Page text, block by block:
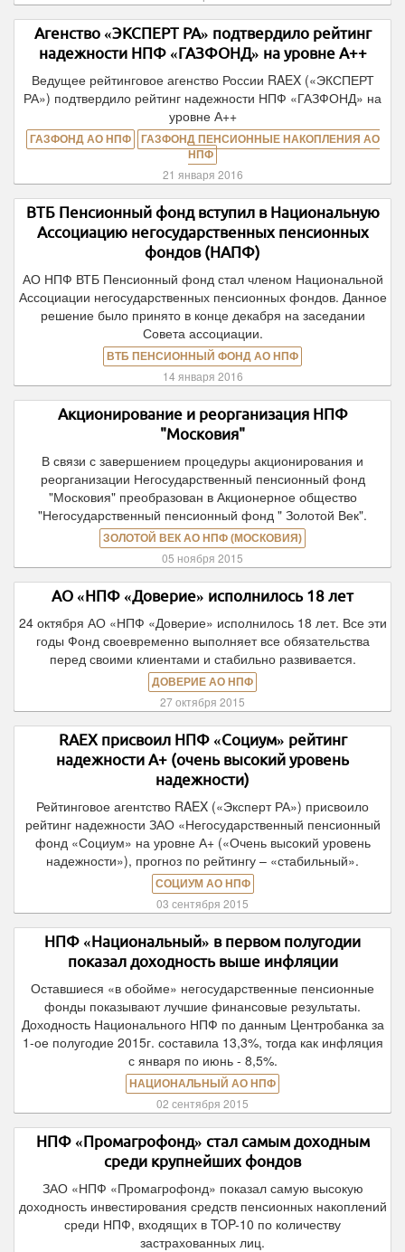
Агенство «ЭКСПЕРТ РА» подтвердило рейтинг
надежности НПФ «ГАЗФОНД» на уровне А++
Ведущее рейтинговое агенство России RAEX («ЭКСПЕРТ
РА») подтвердило рейтинг надежности НПФ «ГАЗФОНД» на
уровне А++
ГАЗФОНД АО НПФ
ГАЗФОНД ПЕНСИОННЫЕ НАКОПЛЕНИЯ АО
НПФ
21 января 2016
ВТБ Пенсионный фонд вступил в Национальную
Ассоциацию негосударственных пенсионных
фондов (НАПФ)
АО НПФ ВТБ Пенсионный фонд стал членом Национальной
Ассоциации негосударственных пенсионных фондов. Данное
решение было принято в конце декабря на заседании
Совета ассоциации.
ВТБ ПЕНСИОННЫЙ ФОНД АО НПФ
14 января 2016
Акционирование и реорганизация НПФ
"Московия"
В связи с завершением процедуры акционирования и
реорганизации Негосударственный пенсионный фонд
"Московия" преобразован в Акционерное общество
"Негосударственный пенсионный фонд " Золотой Век".
ЗОЛОТОЙ ВЕК АО НПФ (МОСКОВИЯ)
05 ноября 2015
АО «НПФ «Доверие» исполнилось 18 лет
24 октября АО «НПФ «Доверие» исполнилось 18 лет. Все эти
годы Фонд своевременно выполняет все обязательства
перед своими клиентами и стабильно развивается.
ДОВЕРИЕ АО НПФ
27 октября 2015
RAEX присвоил НПФ «Социум» рейтинг
надежности А+ (очень высокий уровень
надежности)
Рейтинговое агентство RAEX («Эксперт РА») присвоило
рейтинг надежности ЗАО «Негосударственный пенсионный
фонд «Социум» на уровне А+ («Очень высокий уровень
надежности»), прогноз по рейтингу – «стабильный».
СОЦИУМ АО НПФ
03 сентября 2015
НПФ «Национальный» в первом полугодии
показал доходность выше инфляции
Оставшиеся «в обойме» негосударственные пенсионные
фонды показывают лучшие финансовые результаты.
Доходность Национального НПФ по данным Центробанка за
1-ое полугодие 2015г. составила 13,3%, тогда как инфляция
с января по июнь - 8,5%.
НАЦИОНАЛЬНЫЙ АО НПФ
02 сентября 2015
НПФ «Промагрофонд» стал самым доходным
среди крупнейших фондов
ЗАО «НПФ «Промагрофонд» показал самую высокую
доходность инвестирования средств пенсионных накоплений
среди НПФ, входящих в TOP-10 по количеству
застрахованных лиц.